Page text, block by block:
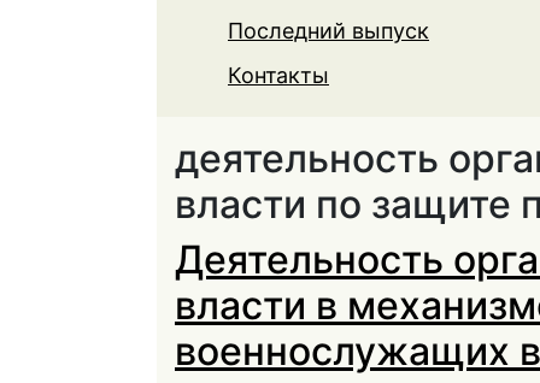
Последний выпуск
Контакты
деятельность
власти по защите
Деятельность
власти в
военнослужащих